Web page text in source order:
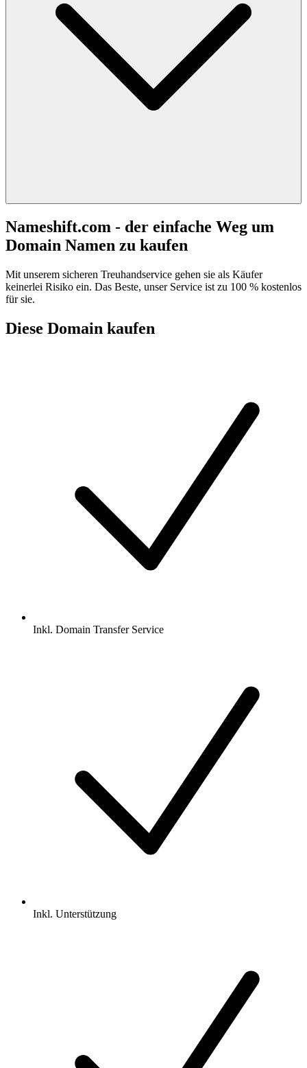
Nameshift.com - der einfache Weg um
Domain Namen zu kaufen
Mit unserem sicheren Treuhandservice gehen sie als Käufer
keinerlei Risiko ein. Das Beste, unser Service ist zu 100 % kostenlos
für sie.
Diese Domain kaufen
Inkl. Domain Transfer Service
Inkl. Unterstützung